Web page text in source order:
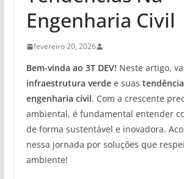
Engenharia Civil
fevereiro 20, 2026
Bem-vinda ao 3T DEV! Neste artigo,
infraestrutura verdee suas
engenharia civil. Com a crescente
ambiental, é fundamental entender
de forma sustentável e inovadora.
nessa jornada por soluções que
ambiente!